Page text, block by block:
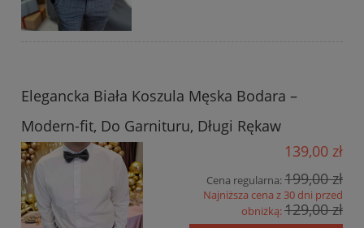
Elegancka Biała Koszula Męska Bodara –
Modern-fit, Do Garnituru, Długi Rękaw
139,00 zł
Cena regularna:199,00 zł
Najniższa cena z 30 dni przed
obniżką:129,00 zł